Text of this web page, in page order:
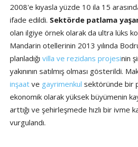
2008'e kıyasla yüzde 10 ila 15
ifade edildi. Sektörde patlama
olan ilgiye örnek olarak da ultra lüks
Mandarin otellerinin 2013 yılında
planladığı villa ve rezidans projesinin
yakınının satılmış olması gösterildi.
inşaat ve gayrimenkul sektöründe bir
ekonomik olarak yüksek büyümenin
arttığı ve şehirleşmede hızlı bir ivme
vurgulandı.